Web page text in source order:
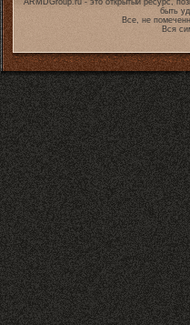
ARMDGroup.ru - это открытый ресурс,
быть
Все, не
Вся